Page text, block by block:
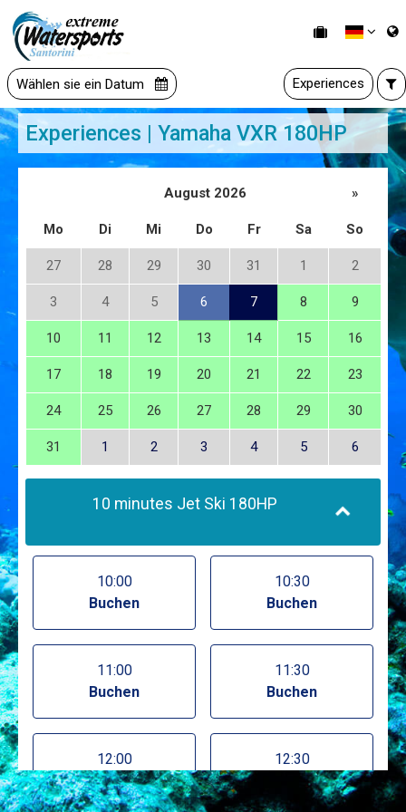
Wählen sie ein Datum Experiences
Experiences | Yamaha VXR 180HP
August 2026 »
Mo Di Mi Do Fr Sa So
27 28 29 30 31 1 2
3 4 5 6 7 8 9
10 11 12 13 14 15 16
17 18 19 20 21 22 23
24 25 26 27 28 29 30
31 1 2 3 4 5 6
10 minutes Jet Ski 180HP
10:00
Buchen
10:30
Buchen
11:00
Buchen
11:30
Buchen
12:00
Buchen
12:30
Buchen